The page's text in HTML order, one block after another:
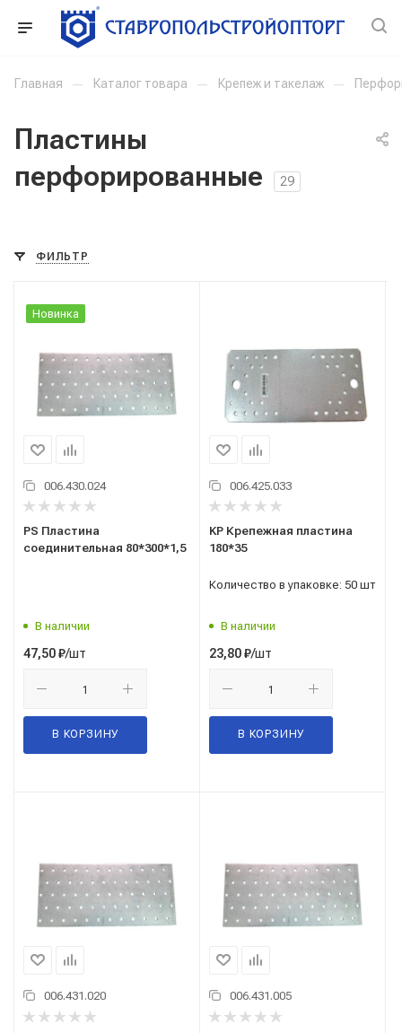
Главная — Каталог товара — Крепеж и такелаж —
Пластины
перфорированные
29
ФИЛЬТР
Новинка
006.430.024
PS Пластина
соединительная 80*300*1,5
В наличии
47,50₽/шт
В КОРЗИНУ
006.425.033
KP Крепежная пластина
180*35
Количество в упаковке: 50 шт
В наличии
23,80₽/шт
В КОРЗИНУ
006.431.020 006.431.005